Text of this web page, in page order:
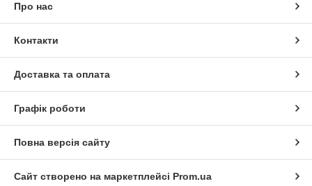
Про нас
Контакти
Доставка та оплата
Графік роботи
Повна версія сайту
Сайт створено на маркетплейсі Prom.ua